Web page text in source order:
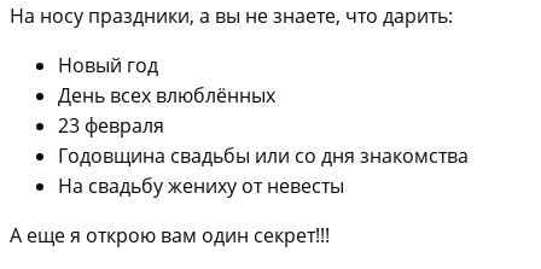
На носу праздники, а вы не знаете, что дарить:
Новый год
День всех влюблённых
23 февраля
Годовщина свадьбы или со дня знакомства
На свадьбу жениху от невесты
А еще я открою вам один секрет!!!